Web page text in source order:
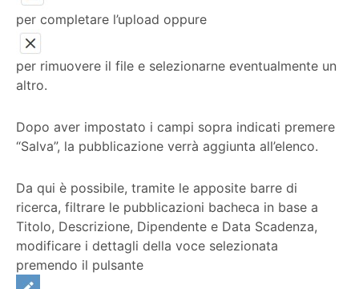
per completare l’upload oppure
per rimuovere il file e selezionarne eventualmente un
altro.
Dopo aver impostato i campi sopra indicati premere
“Salva”, la pubblicazione verrà aggiunta all’elenco.
Da qui è possibile, tramite le apposite barre di
ricerca, filtrare le pubblicazioni bacheca in base a
Titolo, Descrizione, Dipendente e Data Scadenza,
modificare i dettagli della voce selezionata
premendo il pulsante